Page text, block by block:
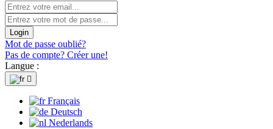
Login
Mot de passe oublié?
Pas de compte? Créer une!
Langue :

Français
Deutsch
Nederlands